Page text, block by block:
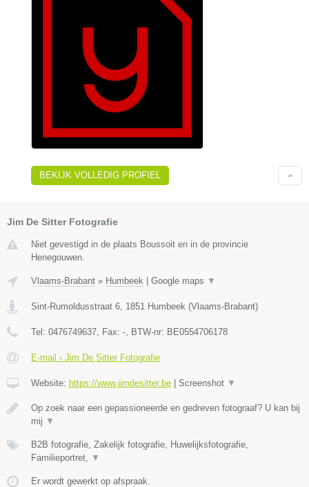
BEKIJK VOLLEDIG PROFIEL
Jim De Sitter Fotografie
Niet gevestigd in de plaats Boussoit en in de provincie
Henegouwen.
Vlaams-Brabant » Humbeek Google maps ▼
Sint-Rumoldusstraat 6 1851 Humbeek (Vlaams-Brabant)
Tel: 0476749637 , Fax: - , BTW-nr: BE0554706178
E-mail › Jim De Sitter Fotografie
Website: https://www.jimdesitter.be Screenshot ▼
Op zoek naar een gepassioneerde en gedreven fotograaf? U kan bij
mij ▼
B2B fotografie, Zakelijk fotografie, Huwelijksfotografie,
Familieportret,
▼
Er wordt gewerkt op afspraak.